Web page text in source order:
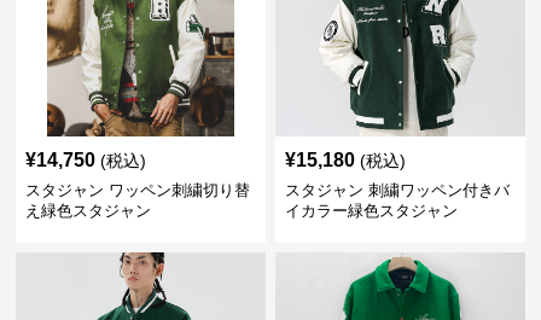
¥14,750 (税込)
スタジャン ワッペン刺繍切り替
え緑色スタジャン
¥15,180 (税込)
スタジャン 刺繍ワッペン付きバ
イカラー緑色スタジャン